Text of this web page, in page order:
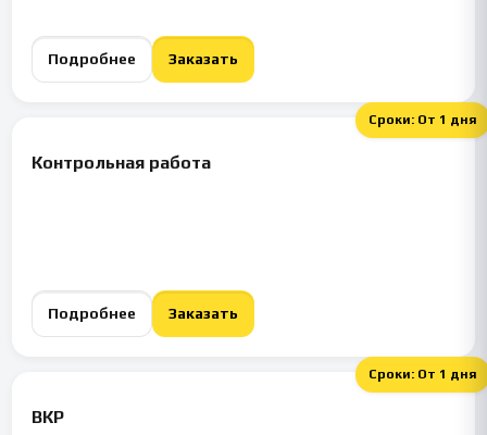
Подробнее Заказать
Сроки: От 1 дня
Контрольная работа
Подробнее Заказать
Сроки: От 1 дня
ВКР